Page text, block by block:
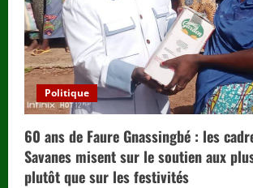
Politique
60 ans de Faure Gnassingbé : les
Savanes misent sur le soutien aux
plutôt que sur les festivités